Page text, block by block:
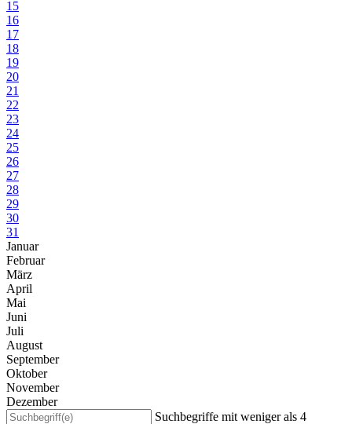
15
16
17
18
19
20
21
22
23
24
25
26
27
28
29
30
31
Januar
Februar
März
April
Mai
Juni
Juli
August
September
Oktober
November
Dezember
Suchbegriffe mit weniger als 4